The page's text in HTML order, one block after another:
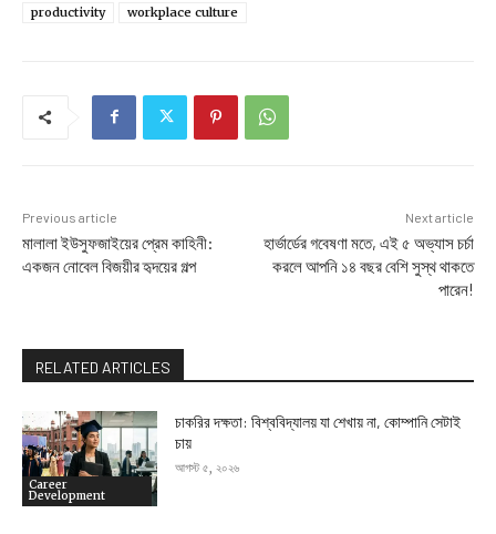
productivity
workplace culture
Previous article
মালালা ইউসুফজাইয়ের প্রেম কাহিনী:
একজন নোবেল বিজয়ীর হৃদয়ের গল্প
Next article
হার্ভার্ডের গবেষণা মতে, এই ৫ অভ্যাস চর্চা
করলে আপনি ১৪ বছর বেশি সুস্থ থাকতে
পারেন!
RELATED ARTICLES
Career
Development
চাকরির দক্ষতা: বিশ্ববিদ্যালয় যা শেখায় না, কোম্পানি সেটাই
চায়
আগস্ট ৫, ২০২৬